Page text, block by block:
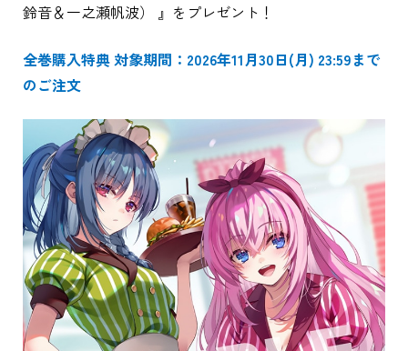
鈴音＆一之瀬帆波） 』をプレゼント！
全巻購入特典 対象期間：2026年11月30日(月) 23:59まで
のご注文